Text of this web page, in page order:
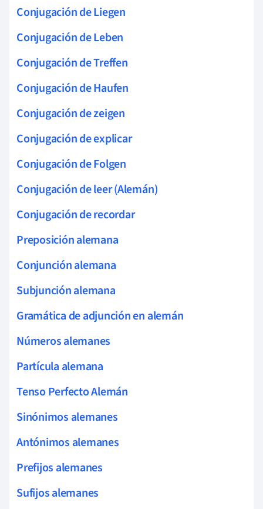
Conjugación de Liegen
Conjugación de Leben
Conjugación de Treffen
Conjugación de Haufen
Conjugación de zeigen
Conjugación de explicar
Conjugación de Folgen
Conjugación de leer (Alemán)
Conjugación de recordar
Preposición alemana
Conjunción alemana
Subjunción alemana
Gramática de adjunción en alemán
Números alemanes
Partícula alemana
Tenso Perfecto Alemán
Sinónimos alemanes
Antónimos alemanes
Prefijos alemanes
Sufijos alemanes